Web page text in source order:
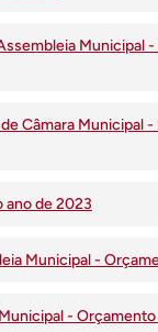
Municipal
Câmara Municipal
ano de 2023
Municipal -
-